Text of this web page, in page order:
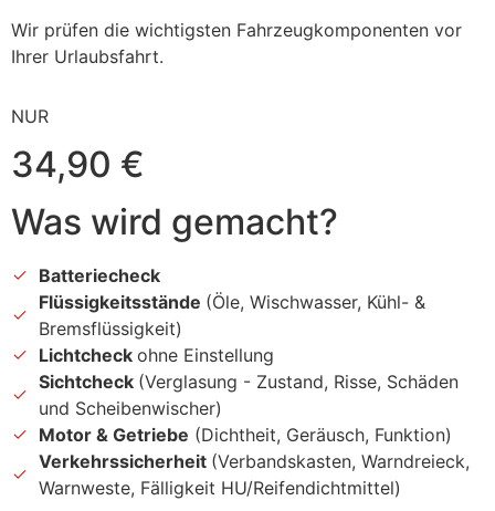
Wir prüfen die wichtigsten Fahrzeugkomponenten vor
Ihrer Urlaubsfahrt.
NUR
34,90 €
Was wird gemacht?
Batteriecheck
Flüssigkeitsstände (Öle, Wischwasser, Kühl- &
Bremsflüssigkeit)
Lichtcheck ohne Einstellung
Sichtcheck (Verglasung - Zustand, Risse, Schäden
und Scheibenwischer)
Motor & Getriebe (Dichtheit, Geräusch, Funktion)
Verkehrssicherheit (Verbandskasten, Warndreieck,
Warnweste, Fälligkeit HU/Reifendichtmittel)